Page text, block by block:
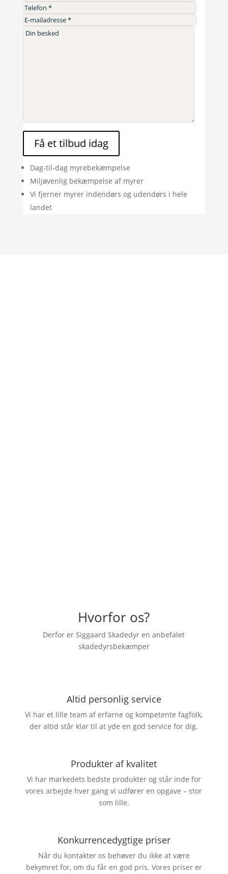
Få et tilbud idag
Dag-til-dag myrebekæmpelse
Miljøvenlig bekæmpelse af myrer
Vi fjerner myrer indendørs og udendørs i hele
landet
Hvorfor os?
Derfor er Siggaard Skadedyr en anbefalet
skadedyrsbekæmper
Altid personlig service
Vi har et lille team af erfarne og kompetente fagfolk,
der altid står klar til at yde en god service for dig.
Produkter af kvalitet
Vi har markedets bedste produkter og står inde for
vores arbejde hver gang vi udfører en opgave – stor
som lille.
Konkurrencedygtige priser
Når du kontakter os behøver du ikke at være
bekymret for, om du får en god pris. Vores priser er